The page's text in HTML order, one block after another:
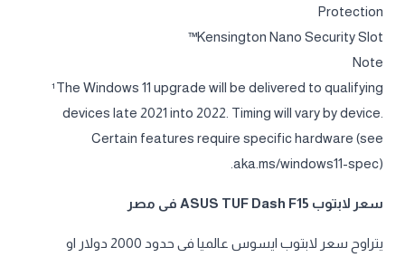
Protection
Kensington Nano Security Slot™
Note
¹The Windows 11 upgrade will be delivered to qualifying
devices late 2021 into 2022. Timing will vary by device.
Certain features require specific hardware (see
aka.ms/windows11-spec).
سعر لابتوب ASUS TUF Dash F15 فى مصر
يتراوح سعر لابتوب ايسوس عالميا فى حدود 2000 دولار او